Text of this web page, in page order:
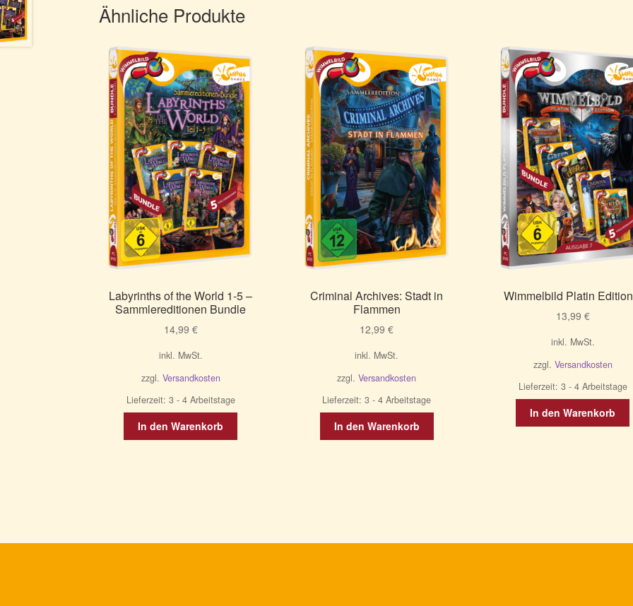
Ähnliche Produkte
Labyrinths of the World 1-5 –
Sammlereditionen Bundle
14,99 €
inkl. MwSt.
zzgl. Versandkosten
Lieferzeit: 3 - 4 Arbeitstage
In den Warenkorb
Criminal Archives: Stadt in
Flammen
12,99€
inkl. MwSt.
zzgl.Versandkosten
Lieferzeit:3 - 4 Arbeitstage
In den Warenkorb
Wimmelbild Platin
13,99 €
inkl. MwSt.
zzgl. Versandkosten
Lieferzeit: 3 - 4 Arbeitstage
In den Warenkorb